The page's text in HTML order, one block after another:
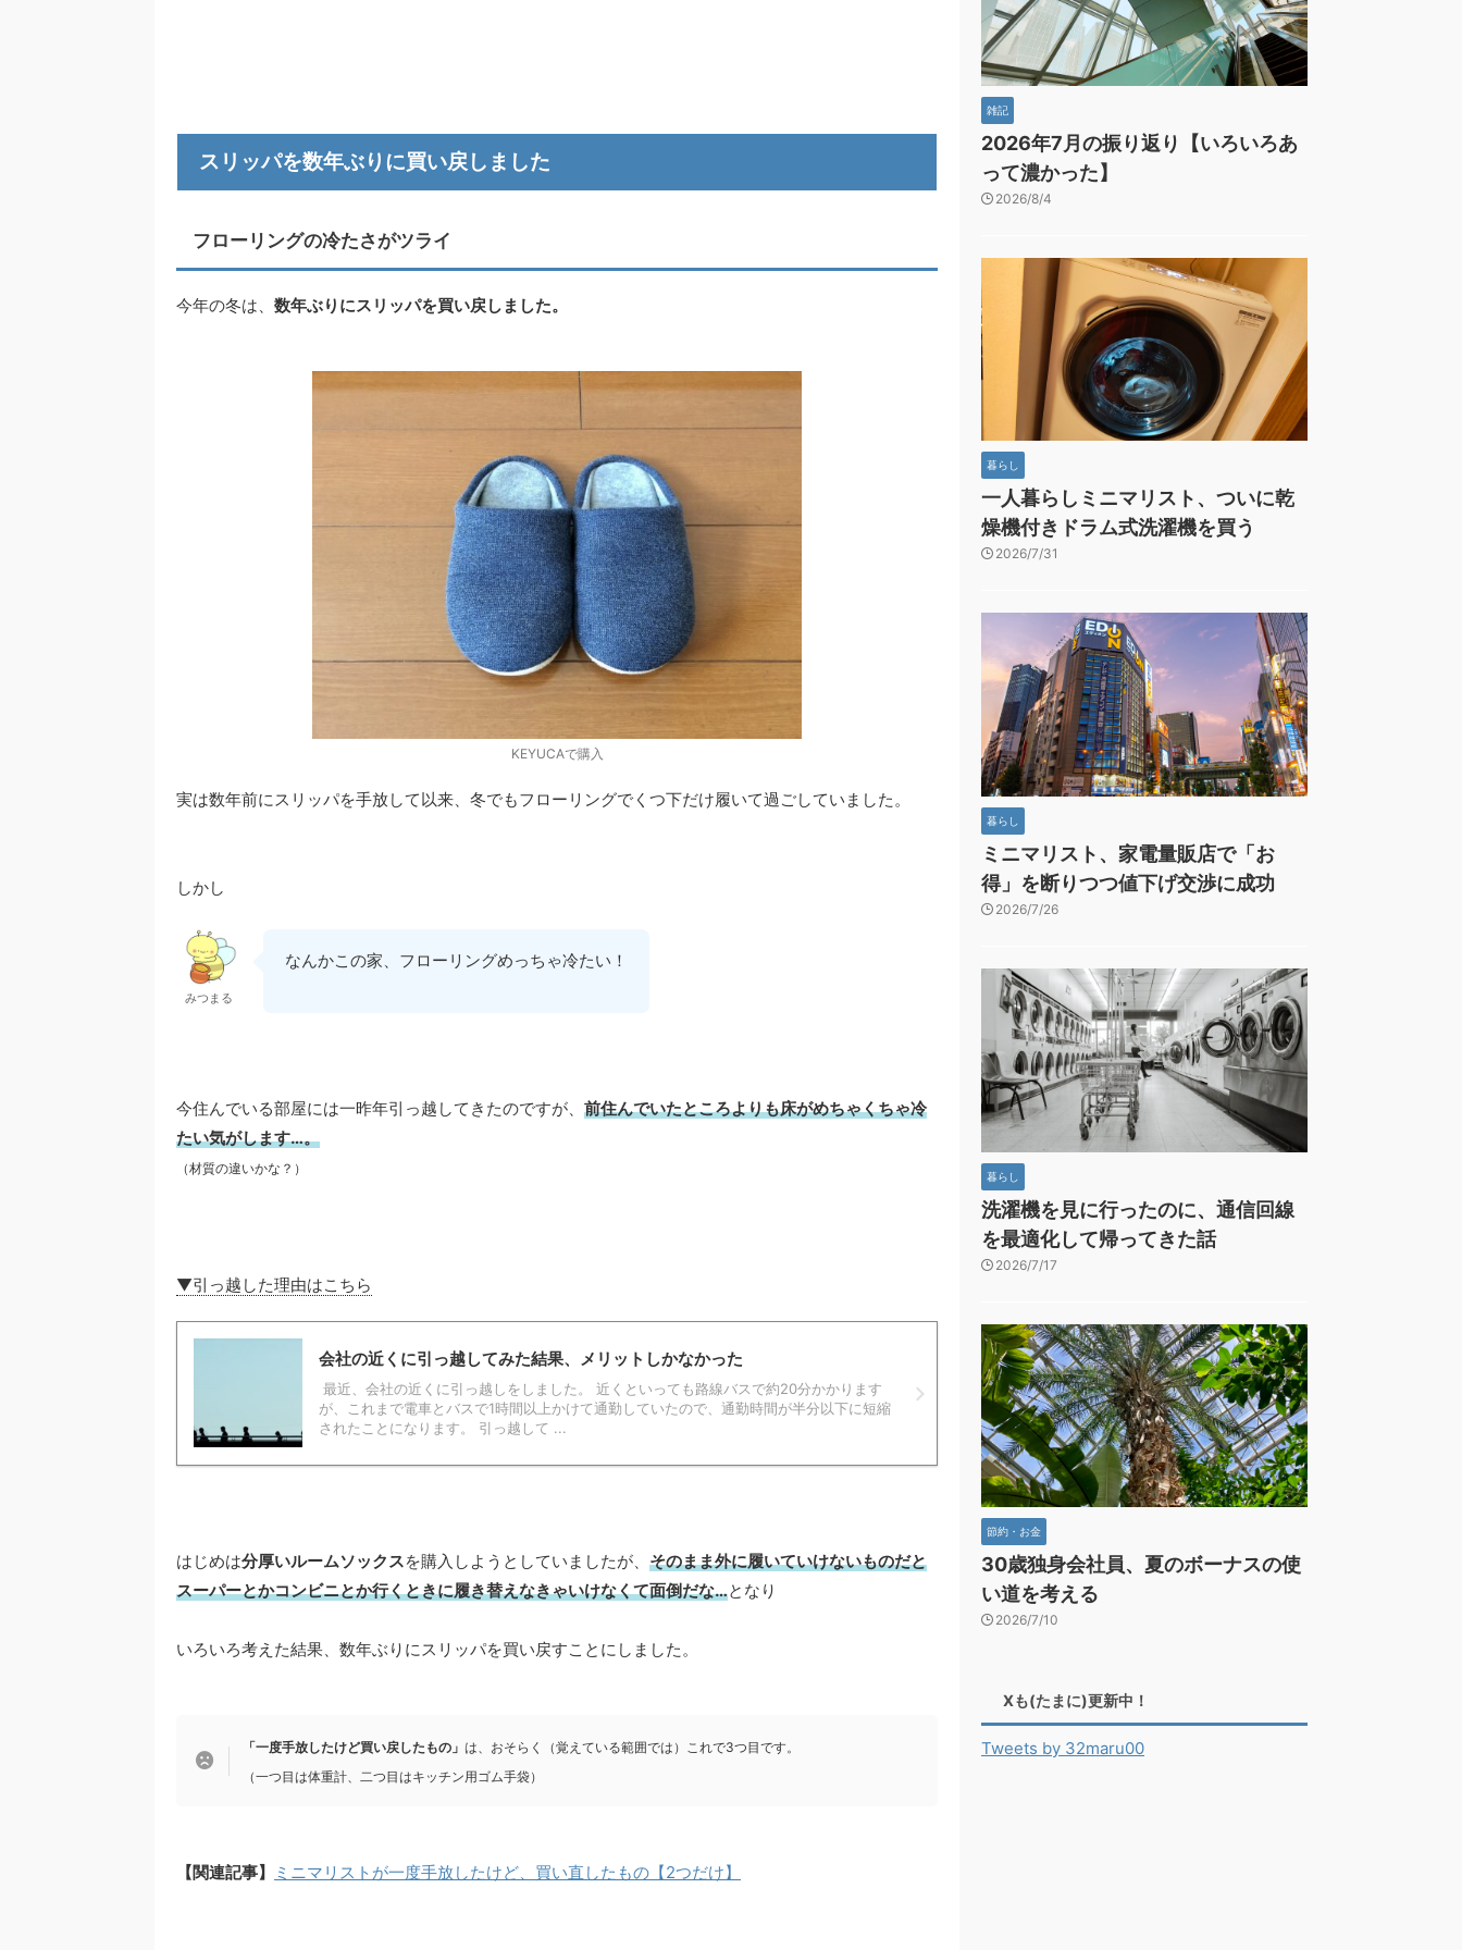
スリッパを数年ぶりに買い戻しました
フローリングの冷たさがツライ
今年の冬は、 数年ぶりにスリッパを買い戻しました。
KEYUCAで購入
実は数年前にスリッパを手放して以来、冬でもフローリングでくつ下だけ履いて過ごしていました。
しかし
みつまる
なんかこの家、フローリングめっちゃ冷たい！
今住んでいる部屋には一昨年引っ越してきたのですが、 前住んでいたところよりも床がめちゃくちゃ冷
たい気がします…。
（材質の違いかな？）
▼引っ越した理由はこちら
会社の近くに引っ越してみた結果、メリットしかなかった
最近、会社の近くに引っ越しをしました。 近くといっても路線バスで約20分かかります
が、これまで電車とバスで1時間以上かけて通勤していたので、通勤時間が半分以下に短縮
されたことになります。 引っ越して ...
はじめは分厚いルームソックスを購入しようとしていましたが、 そのまま外に履いていけないものだと
スーパーとかコンビニとか行くときに履き替えなきゃいけなくて面倒だな…となり
いろいろ考えた結果、数年ぶりにスリッパを買い戻すことにしました。
「一度手放したけど買い戻したもの」 は、おそらく（覚えている範囲では）これで3つ目です。
（一つ目は体重計、二つ目はキッチン用ゴム手袋）
【関連記事】 ミニマリストが一度手放したけど、買い直したもの【2つだけ】
雑記
2026年7月の振り返り【いろいろあ
って濃かった】
2026/8/4
暮らし
一人暮らしミニマリスト、ついに乾
燥機付きドラム式洗濯機を買う
2026/7/31
暮らし
ミニマリスト、家電量販店で「お
得」を断りつつ値下げ交渉に成功
2026/7/26
暮らし
洗濯機を見に行ったのに、通信回線
を最適化して帰ってきた話
2026/7/17
節約・お金
30歳独身会社員、夏のボーナスの使
い道を考える
2026/7/10
Xも(たまに)更新中！
Tweets by 32maru00